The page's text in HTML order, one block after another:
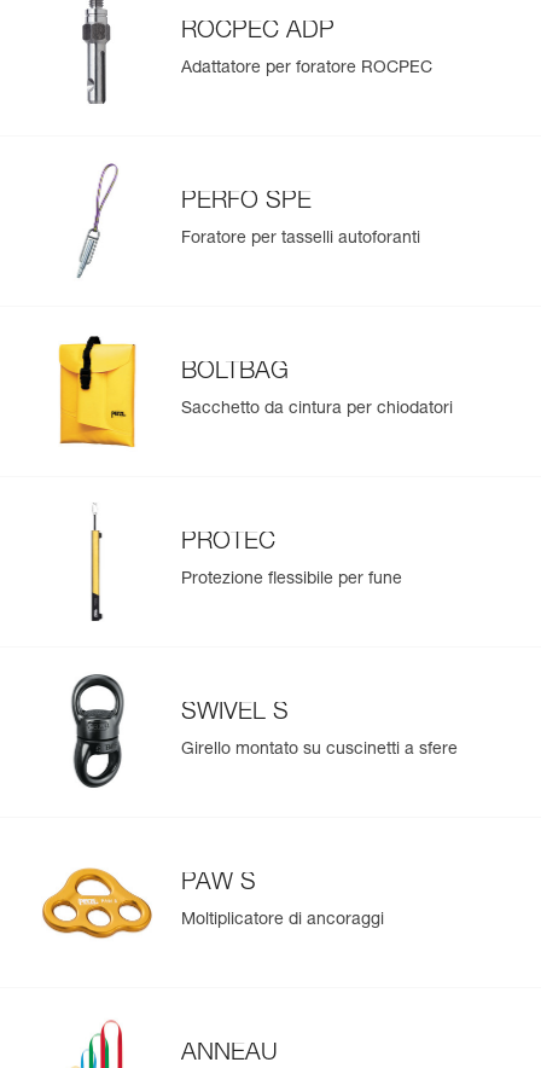
ROCPEC ADP
Adattatore per foratore ROCPEC
PERFO SPE
Foratore per tasselli autoforanti
BOLTBAG
Sacchetto da cintura per chiodatori
PROTEC
Protezione flessibile per fune
SWIVEL S
Girello montato su cuscinetti a sfere
PAW S
Moltiplicatore di ancoraggi
ANNEAU